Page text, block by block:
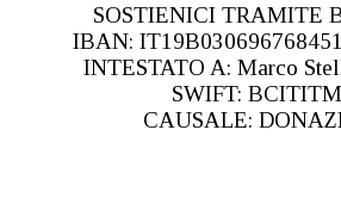
SOSTIENICI TRAMITE
IBAN:
INTESTATO A: Marco
SWIFT:
CAUSALE: